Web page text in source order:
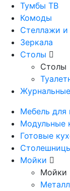
Тумбы ТВ
Комоды
Стеллажи и
Зеркала
Столы
Столы
Мебель для
Модульные
Готовые
Мойки
Мойки